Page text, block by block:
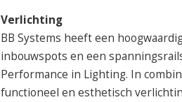
Verlichting
BB Systems heeft een
inbouwspots en een
Performance in Lighting. In
functioneel en esthetisch